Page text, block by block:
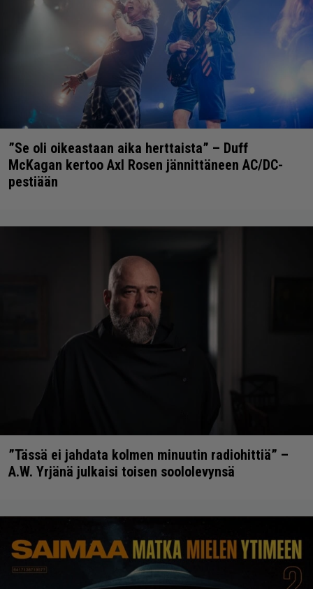
”Se oli oikeastaan aika herttaista” – Duff
McKagan kertoo Axl Rosen jännittäneen AC/DC-
pestiään
”Tässä ei jahdata kolmen minuutin radiohittiä” –
A.W. Yrjänä julkaisi toisen soololevynsä